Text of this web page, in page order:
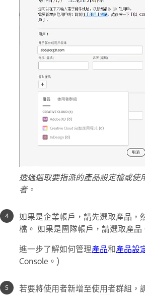
透過選取要指派的產品設定檔或使
者。
如果是企業帳戶，請先選取產品，
檔。 如果是團隊帳戶，請選取產品
進一步了解如何管理產品和產品設
Console。 )
若要將使用者新增至使用者群組，